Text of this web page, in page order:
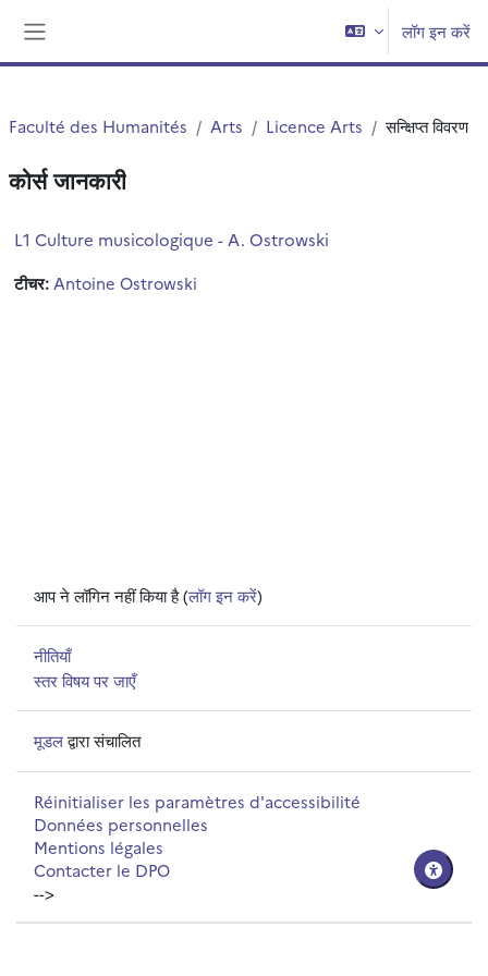
लॉग इन करें
Faculté des Humanités Arts Licence Arts सन्क्षिप्त विवरण
कोर्स जानकारी
L1 Culture musicologique - A. Ostrowski
टीचर: Antoine Ostrowski
आप ने लॉगिन नहीं किया है (लॉग इन करें)
नीतियाँ
स्तर विषय पर जाएँ
मूडलद्वारा संचालित
Réinitialiser les paramètres d'accessibilité
Données personnelles
Mentions légales
Contacter le DPO
-->